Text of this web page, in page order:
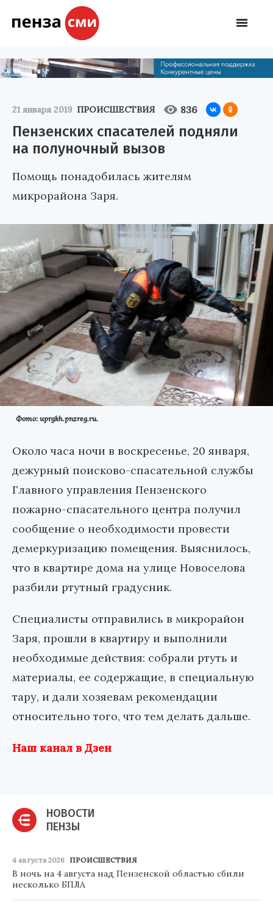
21 января 2019 ПРОИСШЕСТВИЯ 836
Пензенских спасателей подняли
на полуночный вызов
Помощь понадобилась жителям
микрорайона Заря.
Фото: uprgkh.pnzreg.ru.
Около часа ночи в воскресенье, 20 января,
дежурный поисково-спасательной службы
Главного управления Пензенского
пожарно-спасательного центра получил
сообщение о необходимости провести
демеркуризацию помещения. Выяснилось,
что в квартире дома на улице Новоселова
разбили ртутный градусник.
Специалисты отправились в микрорайон
Заря, прошли в квартиру и выполнили
необходимые действия: собрали ртуть и
материалы, ее содержащие, в специальную
тару, и дали хозяевам рекомендации
относительно того, что тем делать дальше.
Наш канал в Дзен
НОВОСТИ
ПЕНЗЫ
4 августа 2026 ПРОИСШЕСТВИЯ
В ночь на 4 августа над Пензенской областью сбили
несколько БПЛА